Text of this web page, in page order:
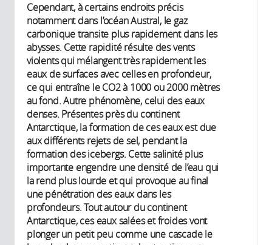
Cependant, à certains endroits précis
notamment dans l’océan Austral, le gaz
carbonique transite plus rapidement dans les
abysses. Cette rapidité résulte des vents
violents qui mélangent très rapidement les
eaux de surfaces avec celles en profondeur,
ce qui entraîne le CO2 à 1000 ou 2000 mètres
au fond. Autre phénomène, celui des eaux
denses. Présentes près du continent
Antarctique, la formation de ces eaux est due
aux différents rejets de sel, pendant la
formation des icebergs. Cette salinité plus
importante engendre une densité de l’eau qui
la rend plus lourde et qui provoque au final
une pénétration des eaux dans les
profondeurs. Tout autour du continent
Antarctique, ces eaux salées et froides vont
plonger un petit peu comme une cascade le